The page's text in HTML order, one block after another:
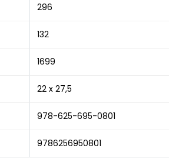
296
132
1699
22 x 27,5
978-625-695-0801
9786256950801